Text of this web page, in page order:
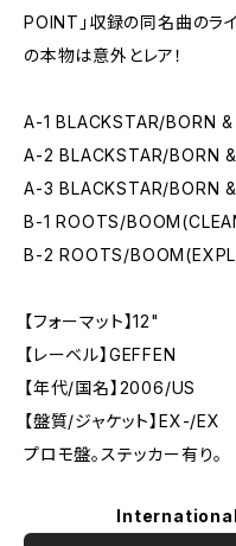
POINT」収録の同名曲のラ
の本物は意外とレア！
A-1 BLACKSTAR/BORN
A-2 BLACKSTAR/BORN
A-3 BLACKSTAR/BORN
B-1 ROOTS/
B-2 ROOTS/
【フォーマット】12"
【レーベル】GEFFEN
【年代/国名】2006/US
【盤質/ジャケット】EX-/EX
プロモ盤。ステッカー有り。